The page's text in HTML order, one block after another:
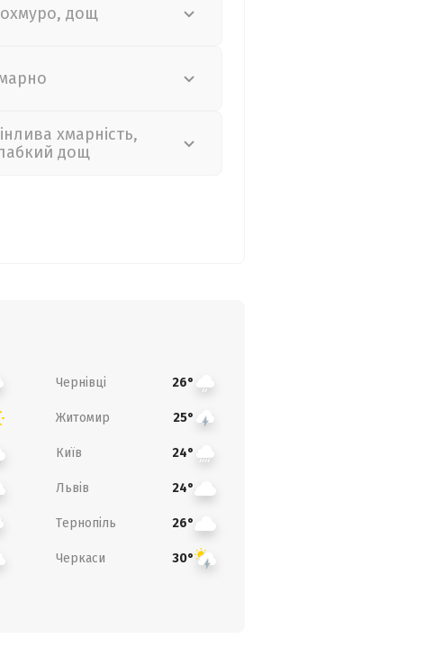
дощ
хмарність,
дощ
Чернівці 26°
Житомир 25°
Київ 24°
Львів 24°
Тернопіль 26°
Черкаси 30°